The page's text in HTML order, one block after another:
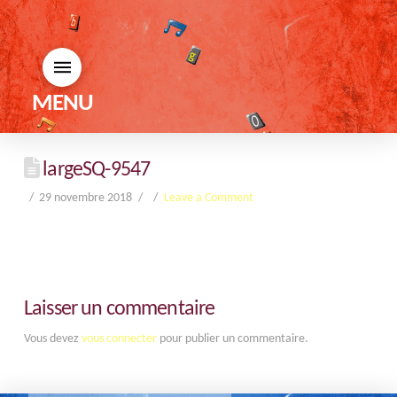
MENU
largeSQ-9547
29 novembre 2018 Leave a Comment
Laisser un commentaire
Vous devez vous connecterpour publier un commentaire.